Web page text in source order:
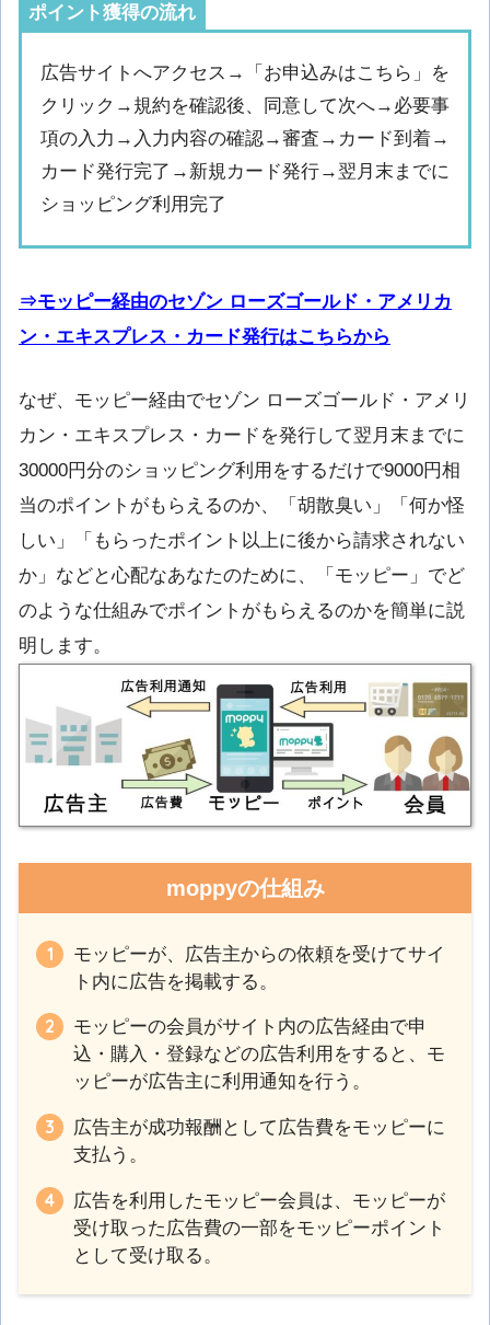
ポイント獲得の流れ
広告サイトへアクセス→「お申込みはこちら」を
クリック→規約を確認後、同意して次へ→必要事
項の入力→入力内容の確認→審査→カード到着→
カード発行完了→新規カード発行→翌月末までに
ショッピング利用完了
⇒モッピー経由のセゾン ローズゴールド・アメリカ
ン・エキスプレス・カード発行はこちらから
なぜ、モッピー経由でセゾン ローズゴールド・アメリ
カン・エキスプレス・カードを発行して翌月末までに
30000円分のショッピング利用をするだけで9000円相
当のポイントがもらえるのか、「胡散臭い」「何か怪
しい」「もらったポイント以上に後から請求されない
か」などと心配なあなたのために、「モッピー」でど
のような仕組みでポイントがもらえるのかを簡単に説
明します。
moppyの仕組み
モッピーが、広告主からの依頼を受けてサイ
ト内に広告を掲載する。
モッピーの会員がサイト内の広告経由で申
込・購入・登録などの広告利用をすると、モ
ッピーが広告主に利用通知を行う。
広告主が成功報酬として広告費をモッピーに
支払う。
広告を利用したモッピー会員は、モッピーが
受け取った広告費の一部をモッピーポイント
として受け取る。